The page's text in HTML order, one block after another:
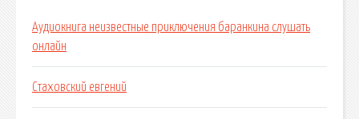
Аудиокнига неизвестные приключения баранкина слушать
онлайн
Стаховский евгений